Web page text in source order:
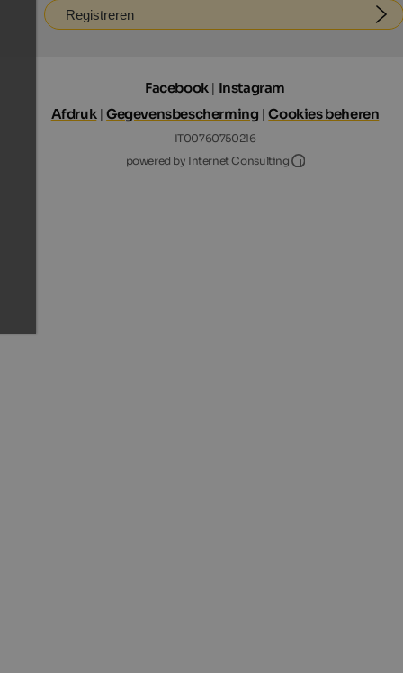
Registreren
Facebook | Instagram
Afdruk |Gegevensbescherming |Cookies beheren
IT00760750216
powered by Internet Consulting
Internet